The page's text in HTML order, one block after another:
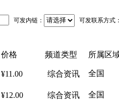
可发内链： 可发联系方式
价格 频道类型 所属区
¥11.00 综合资讯 全国
¥12.00 综合资讯 全国